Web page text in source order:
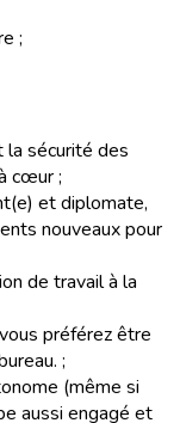
;
sécurité des
cœur ;
et diplomate,
nouveaux pour
de travail à la
préférez être
;
(même si
aussi engagé et